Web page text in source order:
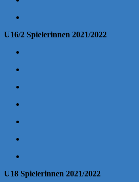
U16/2 Spielerinnen 2021/2022
U18 Spielerinnen 2021/2022